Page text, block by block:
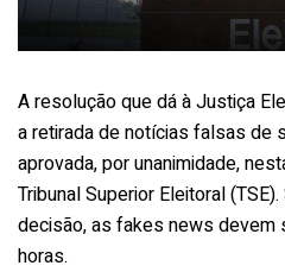
A resolução que dá à Justiça
a retirada de notícias falsas de
aprovada, por unanimidade,
Tribunal Superior Eleitoral
decisão, as fakes news devem
horas.